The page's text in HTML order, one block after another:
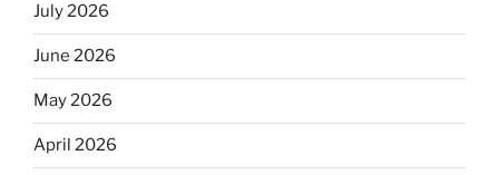
July 2026
June 2026
May 2026
April 2026